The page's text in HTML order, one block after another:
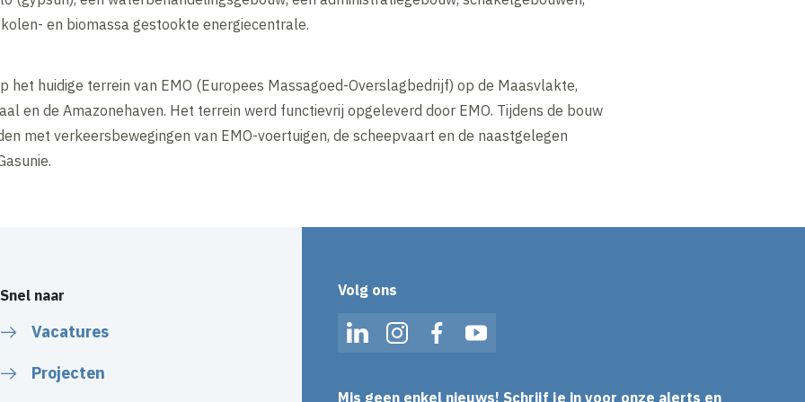
en biomassa gestookte energiecentrale.
het huidige terrein van EMO (Europees Massagoed-Overslagbedrijf) op de Maasvlakte,
en de Amazonehaven. Het terrein werd functievrij opgeleverd door EMO. Tijdens de bouw
met verkeersbewegingen van EMO-voertuigen, de scheepvaart en de naastgelegen
Snel naar
Vacatures
Projecten
Volg ons
LinkedInInstagramFacebookYouTube
Mis geen enkel nieuws! Schrijf je in voor onze alerts en